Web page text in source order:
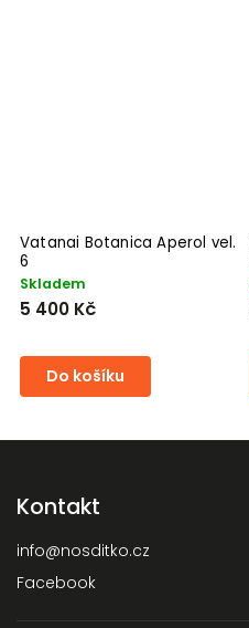
Vatanai Botanica Aperol vel.
6
Skladem
5 400 Kč
Do košíku
Kontakt
info@nosditko.cz
Facebook